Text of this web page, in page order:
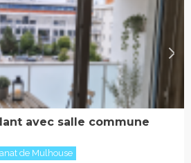
avec salle commune
de Mulhouse